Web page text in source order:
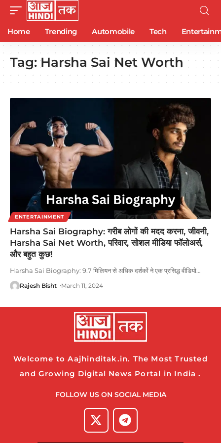
Home Trending Automobile Tech
Tag:Harsha Sai Net Worth
ENTERTAINMENT
Harsha Sai Biography: गरीब लोगों की मदद करना, जीवनी,
Harsha Sai Net Worth, परिवार, सोशल मीडिया फॉलोअर्स,
और बहुत कुछ!
Harsha Sai Biography: 9.7 मिलियन से अधिक दर्शकों ने एक प्रसिद्ध वीडियो…
Rajesh Bisht March 11, 2024
Welcome to Aajhinditak.in. The Most Trusted
and Growing Digital News Portal in India .
FOLLOW US ON SOCIAL MEDIA